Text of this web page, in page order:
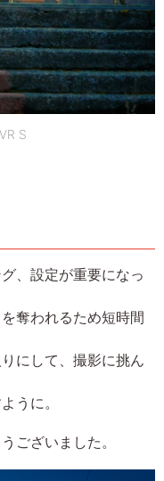
S
、設定が重要になっ
奪われるため短時間
にして、撮影に挑ん
うに。
ございました。